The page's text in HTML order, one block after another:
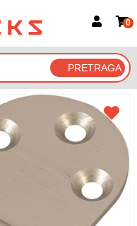
Prijavite se Google nalogom
0